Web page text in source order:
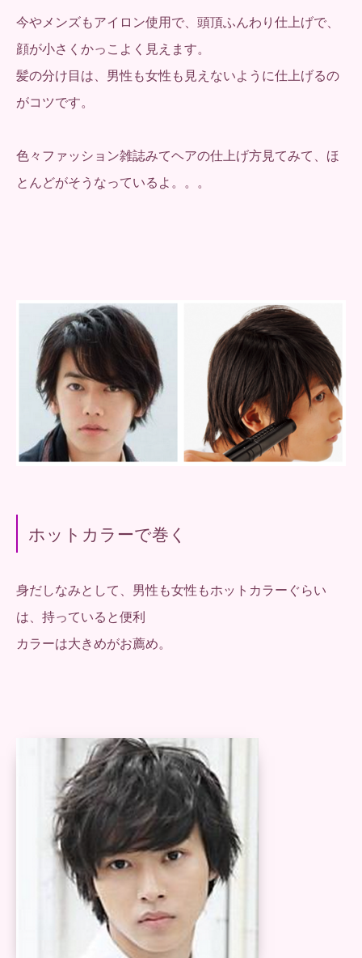
今やメンズもアイロン使用で、頭頂ふんわり仕上げで、
顔が小さくかっこよく見えます。
髪の分け目は、男性も女性も見えないように仕上げるの
がコツです。
色々ファッション雑誌みてヘアの仕上げ方見てみて、ほ
とんどがそうなっているよ。。。
ホットカラーで巻く
身だしなみとして、男性も女性もホットカラーぐらい
は、持っていると便利
カラーは大きめがお薦め。